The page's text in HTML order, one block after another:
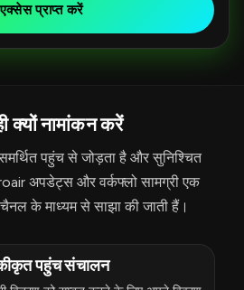
एक्सेस प्राप्त करें
क्यों नामांकन करें
पहुंच से जोड़ता है और सुनिश्चित
अपडेट्स और वर्कफ्लो सामग्री एक
के माध्यम से साझा की जाती हैं।
पहुंच संचालन